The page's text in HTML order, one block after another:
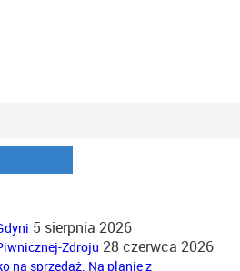
5 sierpnia 2026
Zdroju 28 czerwca 2026
na sprzedaż. Na planie z